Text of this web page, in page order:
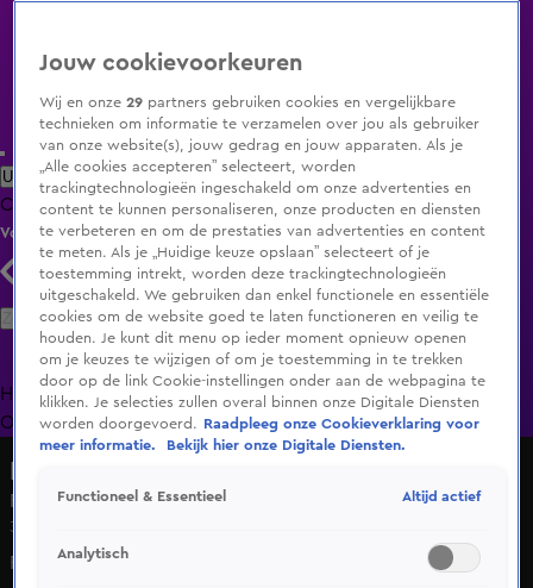
Uitzending Gemist Populaire programma's Zenders Genres
ClipsFilmsRadioSmart TV inlogShop
Volg KIJK
Zoeken
HomeUitzending Gemist Programma's De Bondgenoten
OranjezomerLivestreamsShop
Roy pakt flinke punten!
3 juli 2025, 11:29
Roy pakt flinke punten in De Bondgenoten.
Jouw cookievoorkeuren
Wij en onze29 partners gebruiken cookies en vergelijkbare
technieken om informatie te verzamelen over jou als gebruiker
van onze website(s), jouw gedrag en jouw apparaten. Als je
„Alle cookies accepteren” selecteert, worden
trackingtechnologieën ingeschakeld om onze advertenties en
content te kunnen personaliseren, onze producten en diensten
te verbeteren en om de prestaties van advertenties en content
te meten. Als je „Huidige keuze opslaan” selecteert of je
toestemming intrekt, worden deze trackingtechnologieën
uitgeschakeld. We gebruiken dan enkel functionele en essentiële
cookies om de website goed te laten functioneren en veilig te
houden. Je kunt dit menu op ieder moment opnieuw openen
om je keuzes te wijzigen of om je toestemming in te trekken
door op de link Cookie-instellingen onder aan de webpagina te
klikken. Je selecties zullen overal binnen onze Digitale Diensten
worden doorgevoerd.
Raadpleeg onze Cookieverklaring voor
meer informatie.
Bekijk hier onze Digitale Diensten.
Functioneel & Essentieel Altijd actief
Analytisch